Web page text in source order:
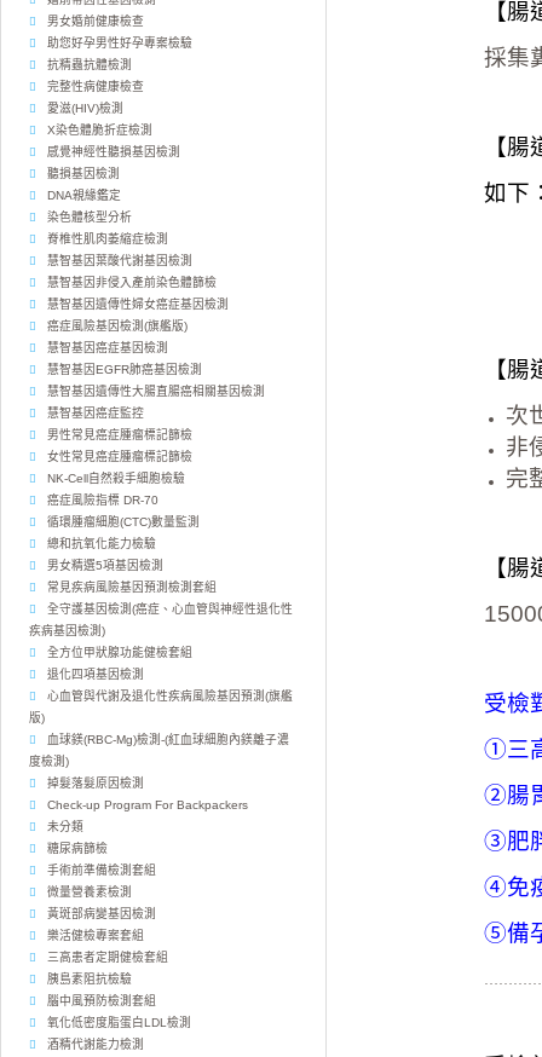
【
採集
【
如下
【
次
非
完
【
受檢
①三
②腸
③肥
④免
⑤備
男女婚前健康檢查
助您好孕男性好孕專案檢驗
抗精蟲抗體檢測
完整性病健康檢查
愛滋(HIV)檢測
X染色體脆折症檢測
感覺神經性聽損基因檢測
聽損基因檢測
DNA親緣鑑定
染色體核型分析
脊椎性肌肉萎縮症檢測
慧智基因葉酸代謝基因檢測
慧智基因非侵入產前染色體篩檢
慧智基因遺傳性婦女癌症基因檢測
癌症風險基因檢測(旗艦版)
慧智基因癌症基因檢測
慧智基因EGFR肺癌基因檢測
慧智基因遺傳性大腸直腸癌相關基因檢測
慧智基因癌症監控
男性常見癌症腫瘤標記篩檢
女性常見癌症腫瘤標記篩檢
NK-Cell自然殺手細胞檢驗
癌症風險指標 DR-70
循環腫瘤細胞(CTC)數量監測
總和抗氧化能力檢驗
男女精選5項基因檢測
常見疾病風險基因預測檢測套組
全守護基因檢測(癌症、心血管與神經性退化性
疾病基因檢測)
全方位甲狀腺功能健檢套組
退化四項基因檢測
心血管與代謝及退化性疾病風險基因預測(旗艦
版)
血球鎂(RBC-Mg)檢測-(紅血球細胞內鎂離子濃
度檢測)
掉髮落髮原因檢測
Check-up Program For Backpackers
未分類
糖尿病篩檢
手術前準備檢測套組
微量營養素檢測
黃斑部病變基因檢測
樂活健檢專案套組
三高患者定期健檢套組
胰島素阻抗檢驗
腦中風預防檢測套組
氧化低密度脂蛋白LDL檢測
酒精代謝能力檢測